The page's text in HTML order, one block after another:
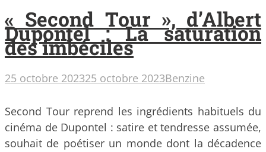
« Second Tour », d’Albert
Dupontel : La saturation
des imbéciles
25 octobre 202325 octobre 2023Benzine
Second Tour reprend les ingrédients habituels du
cinéma de Dupontel : satire et tendresse assumée,
souhait de poétiser un monde dont la décadence